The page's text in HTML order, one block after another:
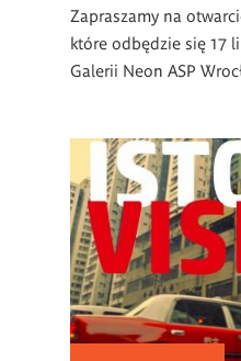
Zapraszamy na
które odbędzie się 17
Galerii Neon ASP